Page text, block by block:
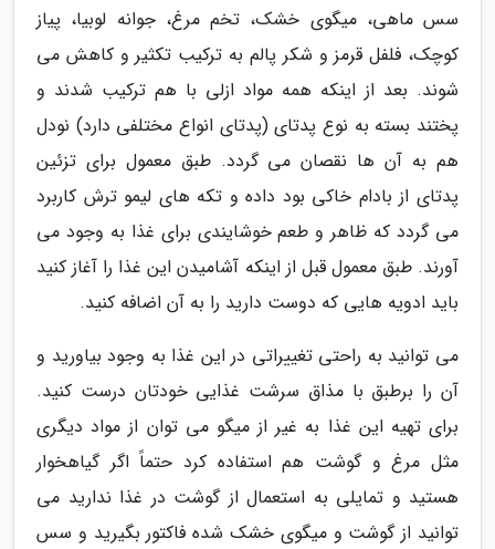
سس ماهی، میگوی خشک، تخم مرغ، جوانه لوبیا، پیاز
کوچک، فلفل قرمز و شکر پالم به ترکیب تکثیر و کاهش می
شوند. بعد از اینکه همه مواد ازلی با هم ترکیب شدند و
پختند بسته به نوع پدتای (پدتای انواع مختلفی دارد) نودل
هم به آن ها نقصان می گردد. طبق معمول برای تزئین
پدتای از بادام خاکی بود داده و تکه های لیمو ترش کاربرد
می گردد که ظاهر و طعم خوشایندی برای غذا به وجود می
آورند. طبق معمول قبل از اینکه آشامیدن این غذا را آغاز کنید
باید ادویه هایی که دوست دارید را به آن اضافه کنید.
می توانید به راحتی تغییراتی در این غذا به وجود بیاورید و
آن را برطبق با مذاق سرشت غذایی خودتان درست کنید.
برای تهیه این غذا به غیر از میگو می توان از مواد دیگری
مثل مرغ و گوشت هم استفاده کرد حتماً اگر گیاهخوار
هستید و تمایلی به استعمال از گوشت در غذا ندارید می
توانید از گوشت و میگوی خشک شده فاکتور بگیرید و سس